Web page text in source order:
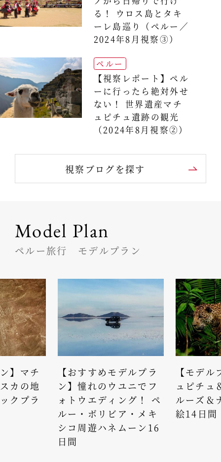
る！ ウロス島とタキ
ーレ島巡り（ペルー／
2024年8月視察③）
ペルー
【視察レポート】ペル
ーに行ったら絶対外せ
ない！ 世界遺産マチ
ュピチュ遺跡の観光
（2024年8月視察②）
視察ブログを探す
Model Plan
ペルー旅行 モデルプラン
】マチ
カの地
クプラ
【おすすめモデルプラ
ン】憧れのウユニでフ
ォトウエディング！ ペ
ルー・ボリビア・メキ
シコ周遊ハネムーン16
日間
【モデ
ュピチュ
ルーズ＆
絵14日間